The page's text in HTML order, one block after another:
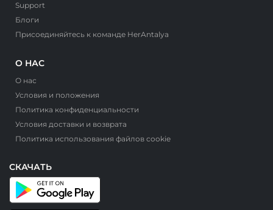
Support
Блоги
Присоединяйтесь к команде HerAntalya
О НАС
О нас
Условия и положения
Политика конфиденциальности
Условия доставки и возврата
Политика использования файлов cookie
СКАЧАТЬ